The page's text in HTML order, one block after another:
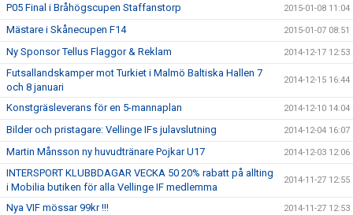
P05 Final i Bråhögscupen Staffanstorp 2015-01-08 11:04
Mästare i Skånecupen F14 2015-01-07 08:51
Ny Sponsor Tellus Flaggor & Reklam 2014-12-17 12:53
Futsallandskamper mot Turkiet i Malmö Baltiska Hallen 7
och 8 januari
2014-12-15 16:44
Konstgräsleverans för en 5-mannaplan 2014-12-10 14:04
Bilder och pristagare: Vellinge IFs julavslutning 2014-12-04 16:07
Martin Månsson ny huvudtränare Pojkar U17 2014-12-03 12:06
INTERSPORT KLUBBDAGAR VECKA 50 20% rabatt på allting
i Mobilia butiken för alla Vellinge IF medlemma
2014-11-27 12:55
Nya VIF mössar 99kr !!! 2014-11-27 12:53